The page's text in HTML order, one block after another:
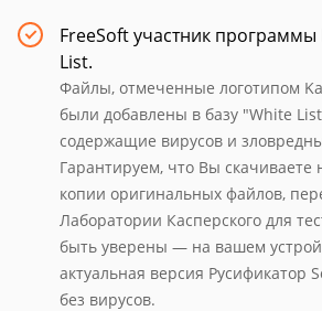
FreeSoft участник
List.
Файлы, отмеченные логотипом
были добавлены в базу "White
содержащие вирусов и
Гарантируем, что Вы
копии оригинальных файлов,
Лаборатории Касперского для
быть уверены — на вашем
актуальная версия Русификатор
без вирусов.